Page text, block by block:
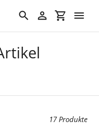
SuchenEinloggen
17 Produkte